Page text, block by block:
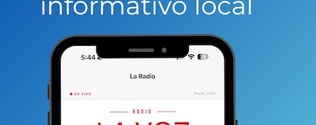
de construcción,ropa de cama, herramientas y
lugares de recolección son el cuartel general
Ansorena y el cuartel de la brigada de
la semana para hacerlo llegar a la gente que lo
17 de diciembre. Nosotros nos hemos
aliado con la